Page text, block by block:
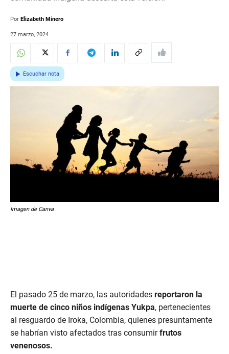
Por Elizabeth Minero
27 marzo, 2024
Escuchar nota
Imagen de Canva
El pasado 25 de marzo, las autoridades reportaron la
muerte de cinco niños indígenas Yukpa, pertenecientes
al resguardo de Iroka, Colombia, quienes presuntamente
se habrían visto afectados tras consumirfrutos
venenosos.